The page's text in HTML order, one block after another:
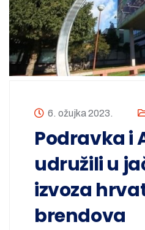
6. ožujka 2023.
Podravka i
udružili u
izvoza
brendova